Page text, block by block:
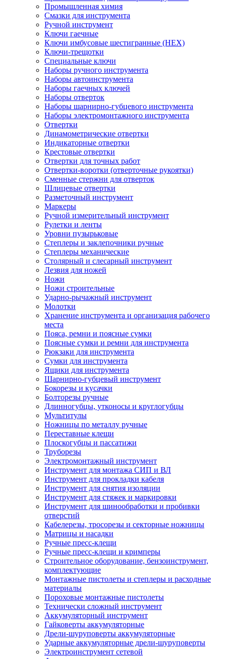
Промышленная химия
Смазки для инструмента
Ручной инструмент
Ключи гаечные
Ключи имбусовые шестигранные (HEX)
Ключи-трещотки
Специальные ключи
Наборы ручного инструмента
Наборы автоинструмента
Наборы гаечных ключей
Наборы отверток
Наборы шарнирно-губцевого инструмента
Наборы электромонтажного инструмента
Отвертки
Динамометрические отвертки
Индикаторные отвертки
Крестовые отвертки
Отвертки для точных работ
Отвертки-воротки (отверточные рукоятки)
Сменные стержни для отверток
Шлицевые отвертки
Разметочный инструмент
Маркеры
Ручной измерительный инструмент
Рулетки и ленты
Уровни пузырьковые
Степлеры и заклепочники ручные
Степлеры механические
Столярный и слесарный инструмент
Лезвия для ножей
Ножи
Ножи строительные
Ударно-рычажный инструмент
Молотки
Хранение инструмента и организация рабочего
места
Пояса, ремни и поясные сумки
Поясные сумки и ремни для инструмента
Рюкзаки для инструмента
Сумки для инструмента
Ящики для инструмента
Шарнирно-губцевый инструмент
Бокорезы и кусачки
Болторезы ручные
Длинногубцы, утконосы и круглогубцы
Мультитулы
Ножницы по металлу ручные
Переставные клещи
Плоскогубцы и пассатижи
Труборезы
Электромонтажный инструмент
Инструмент для монтажа СИП и ВЛ
Инструмент для прокладки кабеля
Инструмент для снятия изоляции
Инструмент для стяжек и маркировки
Инструмент для шинообработки и пробивки
отверстий
Кабелерезы, тросорезы и секторные ножницы
Матрицы и насадки
Ручные пресс-клещи
Ручные пресс-клещи и кримперы
Строительное оборудование, бензоинструмент,
комплектующие
Монтажные пистолеты и степлеры и расходные
материалы
Пороховые монтажные пистолеты
Технически сложный инструмент
Аккумуляторный инструмент
Гайковерты аккумуляторные
Дрели-шуруповерты аккумуляторные
Ударные аккумуляторные дрели-шуруповерты
Электроинструмент сетевой